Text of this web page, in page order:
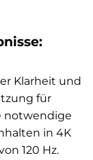
Klarheit und
für
notwendige
in 4K
120 Hz.